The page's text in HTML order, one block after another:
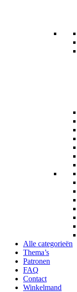
Alle categorieën
Thema’s
Patronen
FAQ
Contact
Winkelmand